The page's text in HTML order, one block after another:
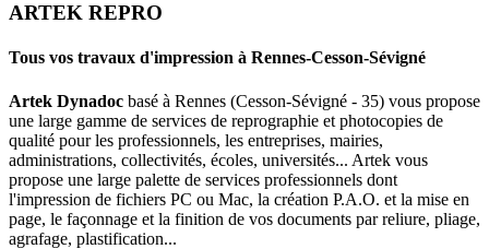
ARTEK REPRO
Tous vos travaux d'impression à Rennes-Cesson-Sévigné
Artek Dynadoc basé à Rennes (Cesson-Sévigné - 35) vous propose
une large gamme de services de reprographie et photocopies de
qualité pour les professionnels, les entreprises, mairies,
administrations, collectivités, écoles, universités... Artek vous
propose une large palette de services professionnels dont
l'impression de fichiers PC ou Mac, la création P.A.O. et la mise en
page, le façonnage et la finition de vos documents par reliure, pliage,
agrafage, plastification...